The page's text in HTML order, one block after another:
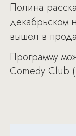
Полина
декабрьском
вышел в
Программу
Comedy Club